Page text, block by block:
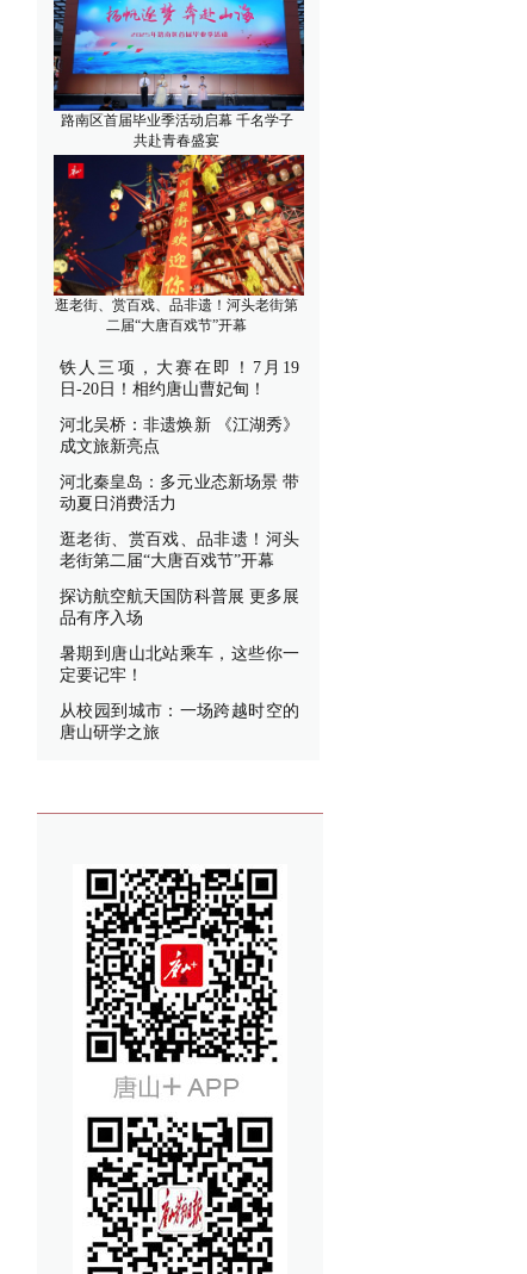
路南区首届毕业季活动启幕 千名学子
共赴青春盛宴
逛老街、赏百戏、品非遗！河头老街第
二届“大唐百戏节”开幕
铁人三项，大赛在即！7月19
日-20日！相约唐山曹妃甸！
河北吴桥：非遗焕新 《江湖秀》
成文旅新亮点
河北秦皇岛：多元业态新场景 带
动夏日消费活力
逛老街、赏百戏、品非遗！河头
老街第二届“大唐百戏节”开幕
探访航空航天国防科普展 更多展
品有序入场
暑期到唐山北站乘车，这些你一
定要记牢！
从校园到城市：一场跨越时空的
唐山研学之旅